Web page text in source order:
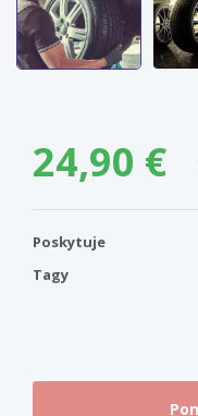
24,90 €
Poskytuje
Tagy